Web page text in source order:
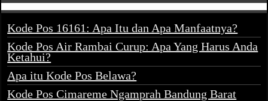
Kode Pos 16161: Apa Itu dan Apa Manfaatnya?
Kode Pos Air Rambai Curup: Apa Yang Harus Anda
Ketahui?
Apa itu Kode Pos Belawa?
Kode Pos Cimareme Ngamprah Bandung Barat